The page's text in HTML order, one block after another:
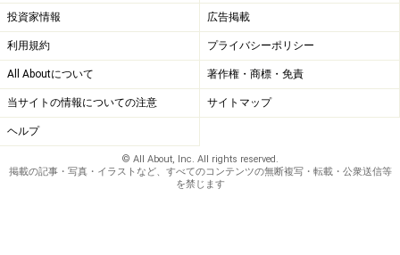
投資家情報 広告掲載
利用規約 プライバシーポリシー
All Aboutについて 著作権・商標・免責
当サイトの情報についての注意 サイトマップ
ヘルプ
© All About, Inc. All rights reserved.
掲載の記事・写真・イラストなど、すべてのコンテンツの無断複写・転載・公衆送信等
を禁じます